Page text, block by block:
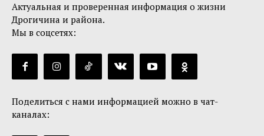
Актуальная и проверенная информация о жизни
Дрогичина и района.
Мы в соцсетях:
Поделиться с нами информацией можно в чат-
каналах: